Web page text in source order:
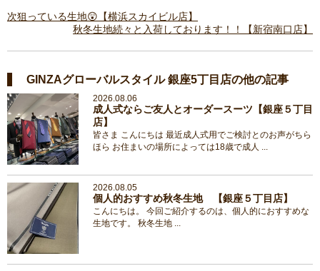
次狙っている生地😲【横浜スカイビル店】
秋冬生地続々と入荷しております！！【新宿南口店】
GINZAグローバルスタイル 銀座5丁目店の他の記事
2026.08.06
成人式ならご友人とオーダースーツ【銀座５丁目
店】
皆さま こんにちは 最近成人式用でご検討とのお声がちら
ほら お住まいの場所によっては18歳で成人 ...
2026.08.05
個人的おすすめ秋冬生地 【銀座５丁目店】
こんにちは。 今回ご紹介するのは、個人的におすすめな
生地です。 秋冬生地 ...